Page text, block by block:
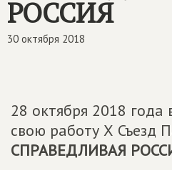
РОССИЯ
30 октября 2018
28 октября 2018
свою работу Х Съезд
СПРАВЕДЛИВАЯ